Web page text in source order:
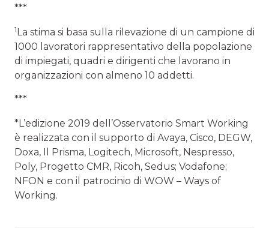
***
1La stima si basa sulla rilevazione di un campione di
1000 lavoratori rappresentativo della popolazione
di impiegati, quadri e dirigenti che lavorano in
organizzazioni con almeno 10 addetti.
***
*L’edizione 2019 dell’Osservatorio Smart Working
è realizzata con il supporto di Avaya, Cisco, DEGW,
Doxa, Il Prisma, Logitech, Microsoft, Nespresso,
Poly, Progetto CMR, Ricoh, Sedus; Vodafone;
NFON e con il patrocinio di WOW – Ways of
Working.